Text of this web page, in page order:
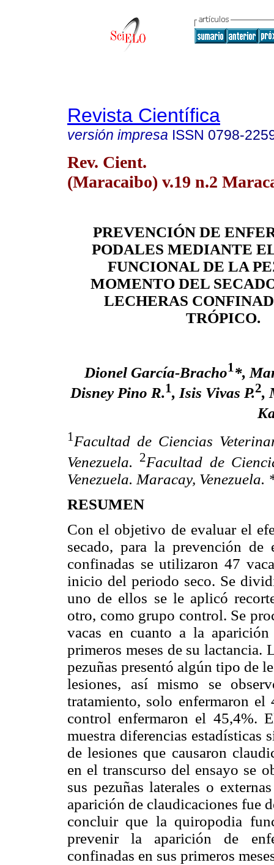
Revista Científica
versión impresa ISSN 0798-
Rev. Cient.
(Maracaibo) v.19 n.2
PREVENCIÓN DE
PODALES MEDIANTE
FUNCIONAL DE LA
MOMENTO DEL
LECHERAS
TRÓPICO.
Dionel García-Bracho1*,
Disney Pino R.1, Isis Vivas P.2,
1Facultad de Ciencias
Venezuela.
2Facultad de
Venezuela. Maracay,
RESUMEN
Con el objetivo de evaluar el
secado, para la prevención de
confinadas se utilizaron 47
inicio del periodo seco. Se
uno de ellos se le aplicó
otro, como grupo control. Se
vacas en cuanto a la
primeros meses de su lactancia.
pezuñas presentó algún tipo de
lesiones, así mismo se
tratamiento, solo enfermaron
control enfermaron el 45,4%.
muestra diferencias
de lesiones que causaron
en el transcurso del ensayo se
sus pezuñas laterales o
aparición de claudicaciones fue
concluir que la quiropodia
prevenir la aparición de
confinadas en sus primeros